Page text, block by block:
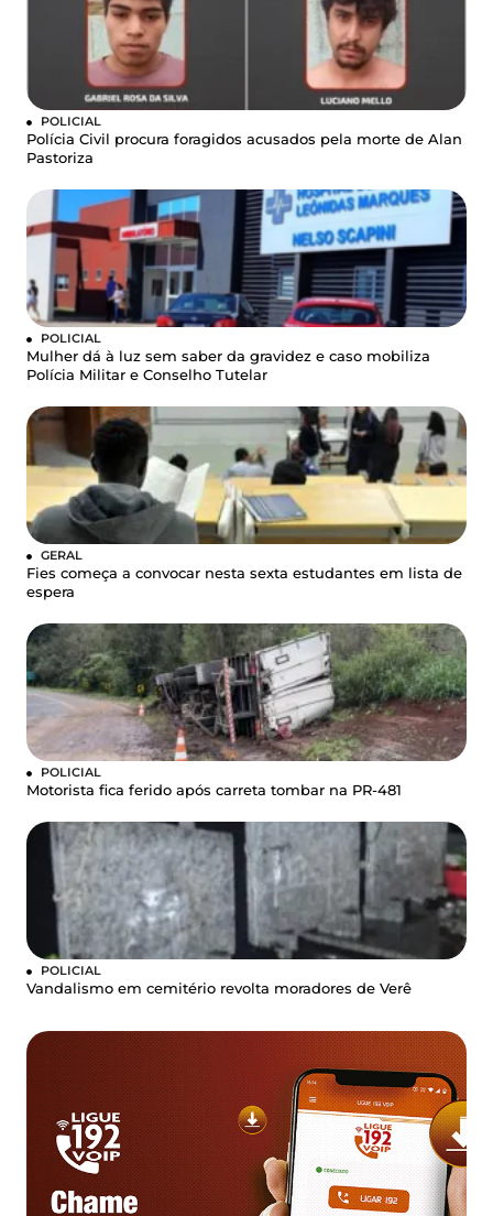
POLICIAL
Polícia Civil procura foragidos acusados pela morte de Alan
Pastoriza
POLICIAL
Mulher dá à luz sem saber da gravidez e caso mobiliza
Polícia Militar e Conselho Tutelar
GERAL
Fies começa a convocar nesta sexta estudantes em lista de
espera
POLICIAL
Motorista fica ferido após carreta tombar na PR-481
POLICIAL
Vandalismo em cemitério revolta moradores de Verê